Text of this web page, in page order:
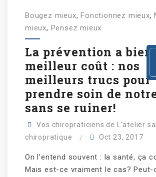
Bougez mieux,Fonctionnez mieux,
mieux, Pensez mieux
La prévention a bien
meilleur coût : nos
meilleurs trucs pour
prendre soin de
sans se ruiner!
Vos chiropraticiens de L'atelier
chiropratique
Oct 23, 2017
On l’entend souvent : la santé, ça
Mais est-ce vraiment le cas? Peut-